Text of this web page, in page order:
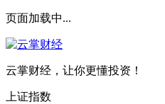
页面加载中...
云掌财经，让你更懂投资！
上证指数